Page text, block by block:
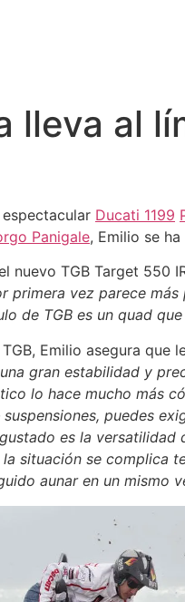
lleva al
Ducati 1199
Panigale, Emilio se
nuevo TGB Target 550
primera vez parece
de TGB es un quad
Emilio asegura que
gran estabilidad y
lo hace mucho más
puedes
es la
situación se complica
aunar en un